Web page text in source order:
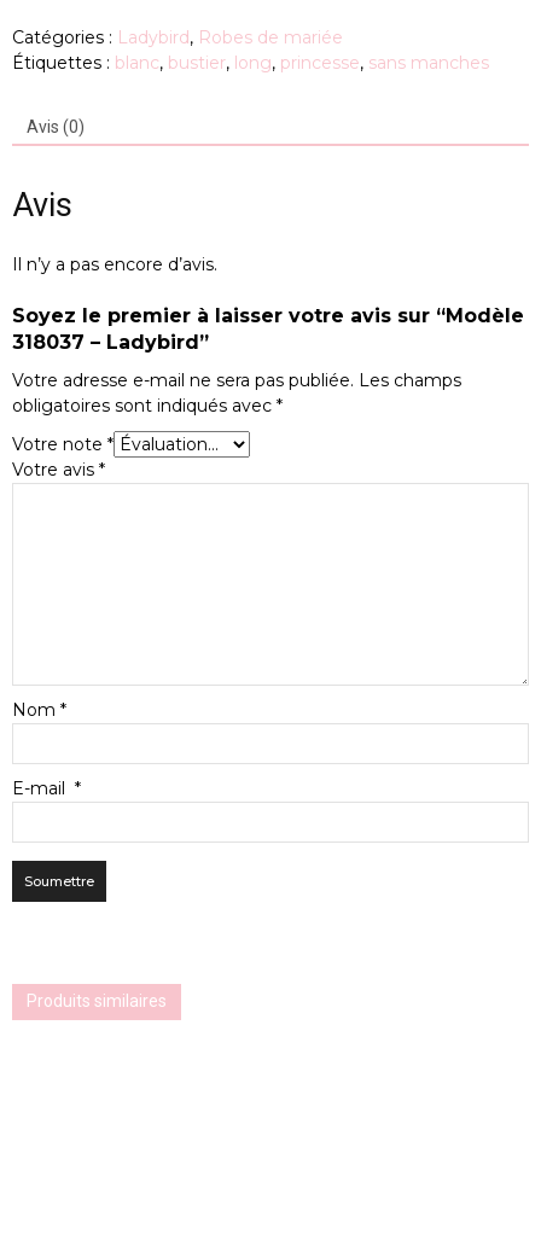
Catégories : Ladybird, Robes de mariée
Étiquettes : blanc, bustier, long, princesse, sans manches
Avis (0)
Avis
Il n’y a pas encore d’avis.
Soyez le premier à laisser votre avis sur “Modèle
318037 – Ladybird”
Votre adresse e-mail ne sera pas publiée. Les champs
obligatoires sont indiqués avec *
Votre note *
Votre avis *
Nom *
E-mail *
Produits similaires